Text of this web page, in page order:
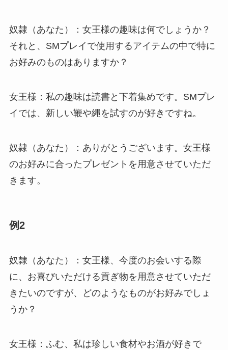
奴隷（あなた）：女王様の趣味は何でしょうか？
それと、SMプレイで使用するアイテムの中で特に
お好みのものはありますか？
女王様：私の趣味は読書と下着集めです。SMプレ
イでは、新しい鞭や縄を試すのが好きですね。
奴隷（あなた）：ありがとうございます。女王様
のお好みに合ったプレゼントを用意させていただ
きます。
例2
奴隷（あなた）：女王様、今度のお会いする際
に、お喜びいただける貢ぎ物を用意させていただ
きたいのですが、どのようなものがお好みでしょ
うか？
女王様：ふむ、私は珍しい食材やお酒が好きで